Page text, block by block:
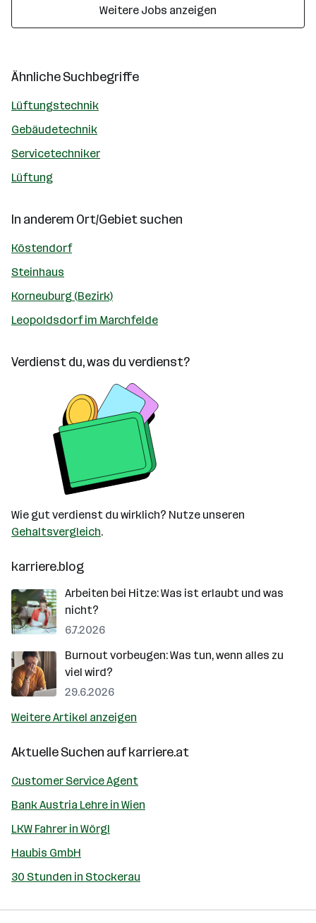
Weitere Jobs anzeigen
Ähnliche Suchbegriffe
Lüftungstechnik
Gebäudetechnik
Servicetechniker
Lüftung
In anderem Ort/Gebiet suchen
Köstendorf
Steinhaus
Korneuburg (Bezirk)
Leopoldsdorf im Marchfelde
Verdienst du, was du verdienst?
Wie gut verdienst du wirklich? Nutze unseren
Gehaltsvergleich.
karriere.blog
Arbeiten bei Hitze: Was ist erlaubt und was
nicht?
6.7.2026
Burnout vorbeugen: Was tun, wenn alles zu
viel wird?
29.6.2026
Weitere Artikel anzeigen
Aktuelle Suchen aufkarriere.at
Customer Service Agent
Bank Austria Lehre in Wien
LKW Fahrer in Wörgl
Haubis GmbH
30 Stunden in Stockerau